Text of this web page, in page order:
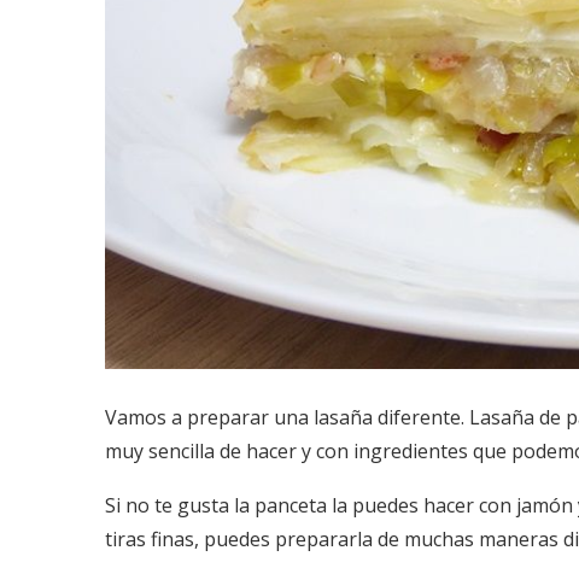
Vamos a preparar una lasaña diferente. Lasaña de
muy sencilla de hacer y con ingredientes que
Si no te gusta la panceta la puedes hacer con
tiras finas, puedes prepararla de muchas maneras